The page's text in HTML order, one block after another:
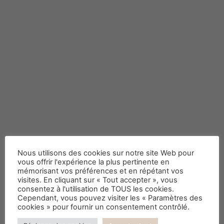
Les tendances déco à
découvrir.
Nous utilisons des cookies sur notre site Web pour
vous offrir l'expérience la plus pertinente en
mémorisant vos préférences et en répétant vos
visites. En cliquant sur « Tout accepter », vous
consentez à l'utilisation de TOUS les cookies.
Cependant, vous pouvez visiter les « Paramètres des
cookies » pour fournir un consentement contrôlé.